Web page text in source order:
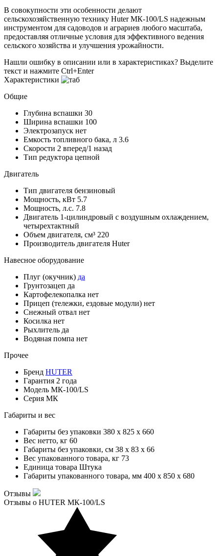
В совокупности эти особенности делают
сельскохозяйственную технику Huter МК-100/LS надежным
инструментом для садоводов и аграриев любого масштаба,
предоставляя отличные условия для эффективного ведения
сельского хозяйства и улучшения урожайности.
Нашли ошибку в описании или в характеристиках? Выделите
текст и нажмите Ctrl+Enter
Характеристики
Общие
Глубина вспашки 30
Ширина вспашки 100
Электрозапуск нет
Емкость топливного бака, л 3.6
Скорости 2 вперед/1 назад
Тип редуктора цепной
Двигатель
Тип двигателя бензиновый
Мощность, кВт 5.7
Мощность, л.с. 7.8
Двигатель 1-цилиндровый с воздушным охлаждением,
четырехтактный
Объем двигателя, см³ 220
Производитель двигателя Huter
Навесное оборудование
Плуг (окучник) да
Грунтозацеп да
Картофелекопалка нет
Прицеп (тележки, ездовые модули) нет
Снежный отвал нет
Косилка нет
Рыхлитель да
Водяная помпа нет
Прочее
Бренд HUTER
Гарантия 2 года
Модель МК-100/LS
Серия МК
Габариты и вес
Габариты без упаковки 380 x 825 x 660
Вес нетто, кг 60
Габариты без упаковки, см 38 x 83 x 66
Вес упакованного товара, кг 73
Единица товара Штука
Габариты упакованного товара, мм 400 x 850 x 680
Отзывы
Отзывы о HUTER МК-100/LS